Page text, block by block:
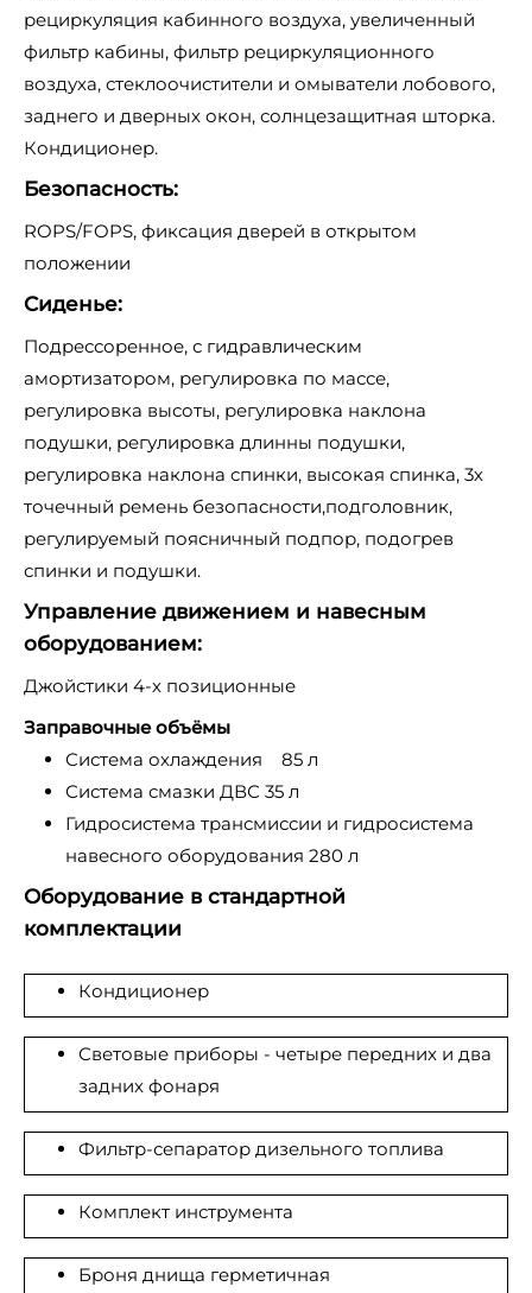
рециркуляция кабинного воздуха, увеличенный
фильтр кабины, фильтр рециркуляционного
воздуха, стеклоочистители и омыватели лобового,
заднего и дверных окон, солнцезащитная шторка.
Кондиционер.
Безопасность:
ROPS/FOPS, фиксация дверей в открытом
положении
Сиденье:
Подрессоренное, с гидравлическим
амортизатором, регулировка по массе,
регулировка высоты, регулировка наклона
подушки, регулировка длинны подушки,
регулировка наклона спинки, высокая спинка, 3х
точечный ремень безопасности,подголовник,
регулируемый поясничный подпор, подогрев
спинки и подушки.
Управление движением и навесным
оборудованием:
Джойстики 4-х позиционные
Заправочные объёмы
Система охлаждения 85 л
Система смазки ДВС 35 л
Гидросистема трансмиссии и гидросистема
навесного оборудования 280 л
Оборудование в стандартной
комплектации
Кондиционер
Световые приборы - четыре передних и два
задних фонаря
Фильтр-сепаратор дизельного топлива
Комплект инструмента
Броня днища герметичная